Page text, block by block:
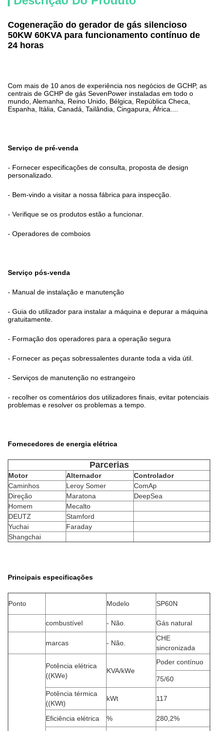
Cogeneração do gerador de gás silencioso
50KW 60KVA para funcionamento contínuo de
24 horas
Com mais de 10 anos de experiência nos negócios de GCHP, as
centrais de GCHP de gás SevenPower instaladas em todo o
mundo, Alemanha, Reino Unido, Bélgica, República Checa,
Espanha, Itália, Canadá, Tailândia, Cingapura, África....
Serviço de pré-venda
- Fornecer especificações de consulta, proposta de design
personalizado.
- Bem-vindo a visitar a nossa fábrica para inspecção.
- Verifique se os produtos estão a funcionar.
- Operadores de comboios
Serviço pós-venda
- Manual de instalação e manutenção
- Guia do utilizador para instalar a máquina e depurar a máquina
gratuitamente.
- Formação dos operadores para a operação segura
- Fornecer as peças sobressalentes durante toda a vida útil.
- Serviços de manutenção no estrangeiro
- recolher os comentários dos utilizadores finais, evitar potenciais
problemas e resolver os problemas a tempo.
Fornecedores de energia elétrica
Parcerias
Motor Alternador
Controlador
Caminhos
Leroy Somer
ComAp
Direção
Maratona
DeepSea
Homem
Mecalto
DEUTZ
Stamford
Yuchai
Faraday
Shangchai
Principais especificações
Ponto Modelo SP60N
combustível - Não. Gás natural
marcas - Não.
CHE
sincronizada
Potência elétrica
((KWe)
KVA/kWe
Poder contínuo
75/60
Potência térmica
((KWt)
kWt 117
Eficiência elétrica % 280,2%